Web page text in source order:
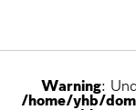
Warning:
/home/yhb/